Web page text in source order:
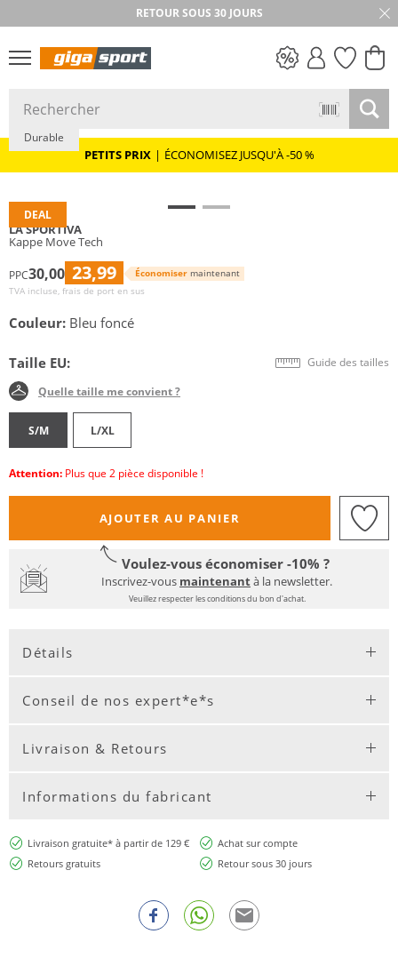
RETOUR SOUS 30 JOURS
PETITS PRIX
PETITS PRIX | ÉCONOMISEZ JUSQU'À -50 %
DEAL
Durable
LA SPORTIVA
Kappe Move Tech
PPC30,00 23,99 Économiser maintenant
TVA incluse, frais de port en sus
Couleur: Bleu foncé
Taille EU: Guide des tailles
Quelle taille me convient ?
S/M L/XL
Attention: Plus que 2 pièce disponible !
AJOUTER AU PANIER
Voulez-vous économiser -10% ?
Inscrivez-vous maintenantà la newsletter.
Veuillez respecter les conditions du bon d'achat.
Détails
Conseil de nos expert*e*s
Livraison & Retours
Informations du fabricant
Livraison gratuite* à partir de 129 €
Achat sur compte
Retours gratuits
Retour sous 30 jours